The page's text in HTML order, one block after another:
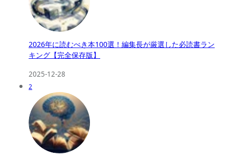
2026年に読むべき本100選！編集長が厳選した必読書ラン
キング【完全保存版】
2025-12-28
2